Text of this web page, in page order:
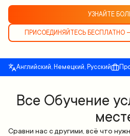
УЗНАЙТЕ
ПРИСОЕДИНЯЙТЕСЬ БЕСПЛАТНО
Английский, Немецкий, Русский
Все Обучение
Сравни нас с другими, всё что